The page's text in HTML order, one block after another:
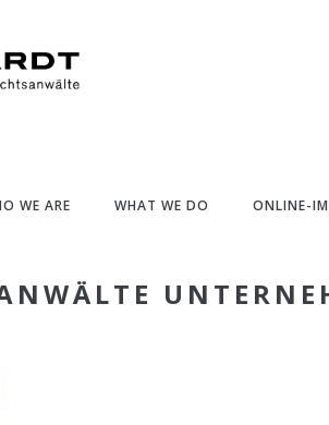
WE ARE WHAT WE DO ONLINE-